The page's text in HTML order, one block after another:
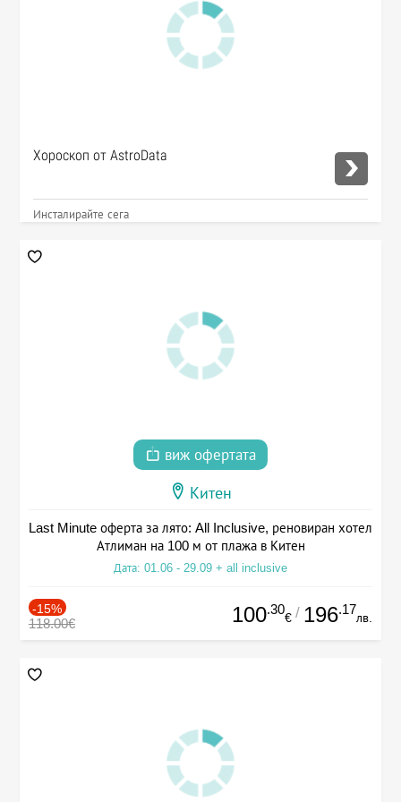
Хороскоп от AstroData
Инсталирайте сега
виж офертата
Китен
Last Minute оферта за лято: All Inclusive, реновиран хотел
Атлиман на 100 м от плажа в Китен
Дата: 01.06 - 29.09 + all inclusive
-15%
118.00€ 100.30
€ / 196.17
лв.